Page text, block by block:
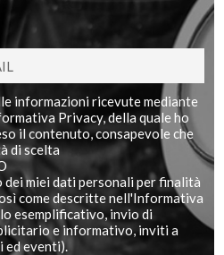
informazioni ricevute mediante
Privacy, della quale ho
il contenuto, consapevole che
di scelta
miei dati personali per finalità
come descritte nell'Informativa
esemplificativo, invio di
e informativo, inviti a
ed eventi).